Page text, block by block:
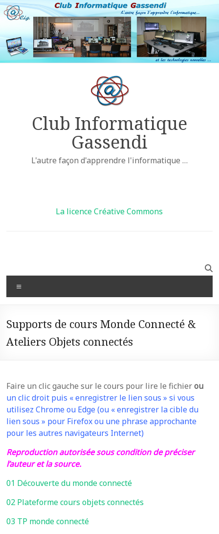
Club Informatique
Gassendi
L'autre façon d'apprendre l'informatique …
La licence Créative Commons
Supports de cours Monde Connecté &
Ateliers Objets connectés
Faire un clic gauche sur le cours pour lire le fichierou
un clic droit puis « enregistrer le lien sous » si vous
utilisez Chrome ou Edge (ou « enregistrer la cible du
lien sous » pour Firefox ou une phrase approchante
pour les autres navigateurs Internet)
Reproduction autorisée sous condition de préciser
l’auteur et la source.
01 Découverte du monde connecté
02 Plateforme cours objets connectés
03 TP monde connecté